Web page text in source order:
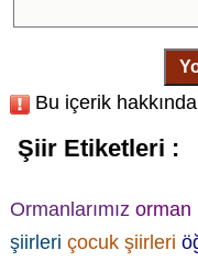
Bu içerik
Şiir Etiketleri :
Ormanlarımız orman
şiirleri çocuk şiirleri